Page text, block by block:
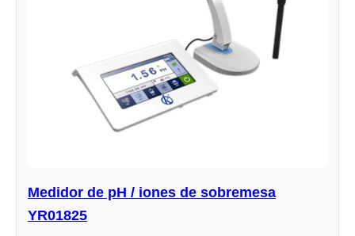
Medidor de pH / iones de sobremesa
YR01825